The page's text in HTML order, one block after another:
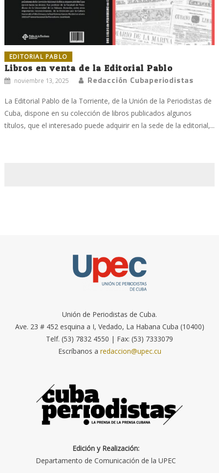
EDITORIAL PABLO
Libros en venta de la Editorial Pablo
noviembre 13, 2025 Redacción Cubaperiodistas
La Editorial Pablo de la Torriente, de la Unión de la Periodistas de
Cuba, dispone en su colección de libros publicados algunos
títulos, que el interesado puede adquirir en la sede de la editorial,...
Unión de Periodistas de Cuba.
Ave. 23 # 452 esquina a I, Vedado, La Habana Cuba (10400)
Telf. (53) 7832 4550 | Fax: (53) 7333079
Escríbanos a redaccion@upec.cu
Edición y Realización:
Departamento de Comunicación de la UPEC